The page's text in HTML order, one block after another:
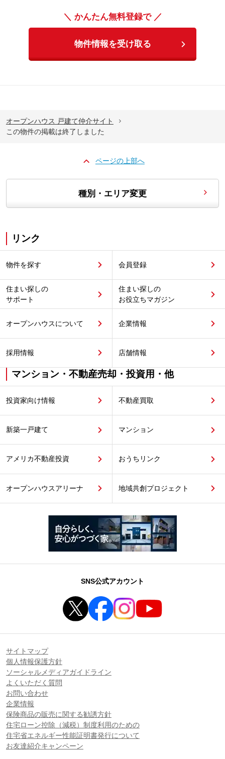
＼ かんたん無料登録で ／
物件情報を受け取る
オープンハウス 戸建て仲介サイト
この物件の掲載は終了しました
ページの上部へ
種別・エリア変更
リンク
物件を探す 会員登録
住まい探しの
サポート
住まい探しの
お役立ちマガジン
オープンハウスについて 企業情報
採用情報 店舗情報
マンション・不動産売却・投資用・他
投資家向け情報 不動産買取
新築一戸建て マンション
アメリカ不動産投資 おうちリンク
オープンハウスアリーナ 地域共創プロジェクト
SNS公式アカウント
サイトマップ
個人情報保護方針
ソーシャルメディアガイドライン
よくいただく質問
お問い合わせ
企業情報
保険商品の販売に関する勧誘方針
住宅ローン控除（減税）制度利用のための
住宅省エネルギー性能証明書発行について
お友達紹介キャンペーン